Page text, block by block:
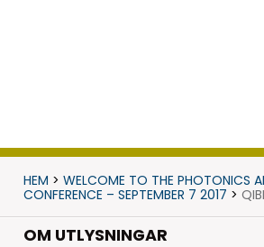
HEM > WELCOME TO THE PHOTONICS
CONFERENCE – SEPTEMBER 7 2017 >
OM UTLYSNINGAR